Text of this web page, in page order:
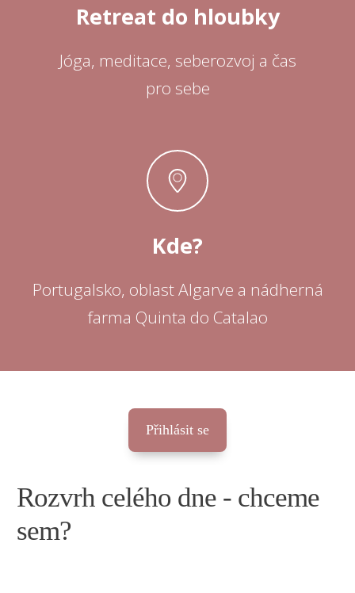
Retreat do hloubky
Jóga, meditace, seberozvoj a čas
pro sebe
Kde?
Portugalsko, oblast Algarve a nádherná
farma Quinta do Catalao
Přihlásit se
Rozvrh celého dne - chceme
sem?